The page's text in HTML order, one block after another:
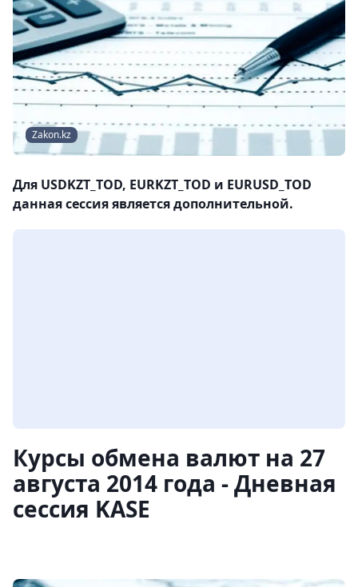
Zakon.kz
Для USDKZT_TOD, EURKZT_TOD и EURUSD_TOD
данная сессия является дополнительной.
Курсы обмена валют на 27
августа 2014 года - Дневная
сессия KASE